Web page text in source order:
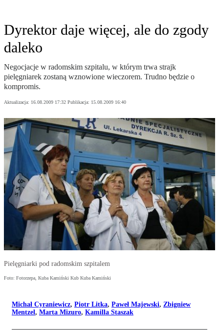
Dyrektor daje więcej, ale do zgody
daleko
Negocjacje w radomskim szpitalu, w którym trwa strajk
pielęgniarek zostaną wznowione wieczorem. Trudno będzie o
kompromis.
Aktualizacja: 16.08.2009 17:32 Publikacja: 15.08.2009 16:40
Pielęgniarki pod radomskim szpitalem
Foto: Fotorzepa, Kuba Kamiński Kub Kuba Kamiński
Michał Cyraniewicz, Piotr Litka, Paweł Majewski, Zbigniew
Mentzel, Marta Mizuro, Kamilla Staszak